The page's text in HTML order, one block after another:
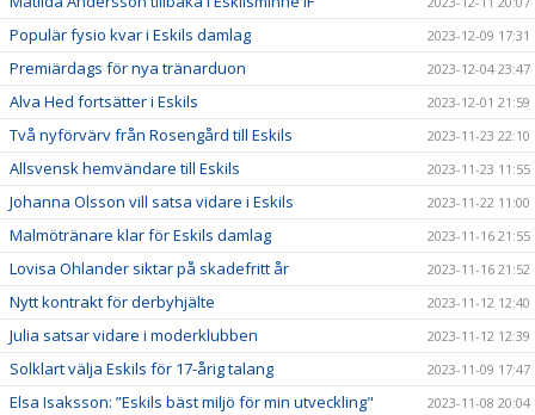
Populär fysio kvar i Eskils damlag 2023-12-09 17:31
Premiärdags för nya tränarduon 2023-12-04 23:47
Alva Hed fortsätter i Eskils 2023-12-01 21:59
Två nyförvärv från Rosengård till Eskils 2023-11-23 22:10
Allsvensk hemvändare till Eskils 2023-11-23 11:55
Johanna Olsson vill satsa vidare i Eskils 2023-11-22 11:00
Malmötränare klar för Eskils damlag 2023-11-16 21:55
Lovisa Ohlander siktar på skadefritt år 2023-11-16 21:52
Nytt kontrakt för derbyhjälte 2023-11-12 12:40
Julia satsar vidare i moderklubben 2023-11-12 12:39
Solklart välja Eskils för 17-årig talang 2023-11-09 17:47
Elsa Isaksson: ”Eskils bäst miljö för min utveckling" 2023-11-08 20:04